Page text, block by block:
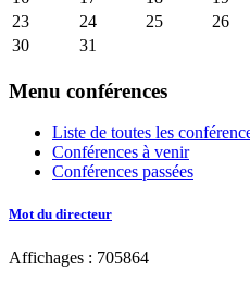
23
24 25 26
30
31
Menu conférences
Liste de toutes les
Conférences à venir
Conférences passées
Mot du directeur
Affichages : 705864